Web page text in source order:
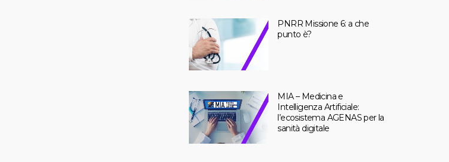
PNRR Missione 6: a che
punto è?
MIA – Medicina e
Intelligenza Artificiale:
l’ecosistema AGENAS per la
sanità digitale